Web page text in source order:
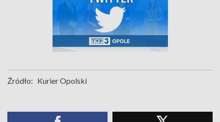
Źródło: Kurier Opolski